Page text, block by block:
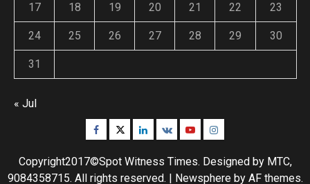
17 18 19 20 21 22 23
24 25 26 27 28 29 30
31
« Jul
Facebook
TwitterLinkedin
VK YoutubeInstagram
Copyright2017©Spot Witness Times. Designed by MTC,
9084358715. All rights reserved. | Newsphereby AF themes.